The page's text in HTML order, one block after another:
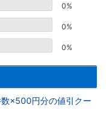
0%
0%
0%
×500円分の値引クー